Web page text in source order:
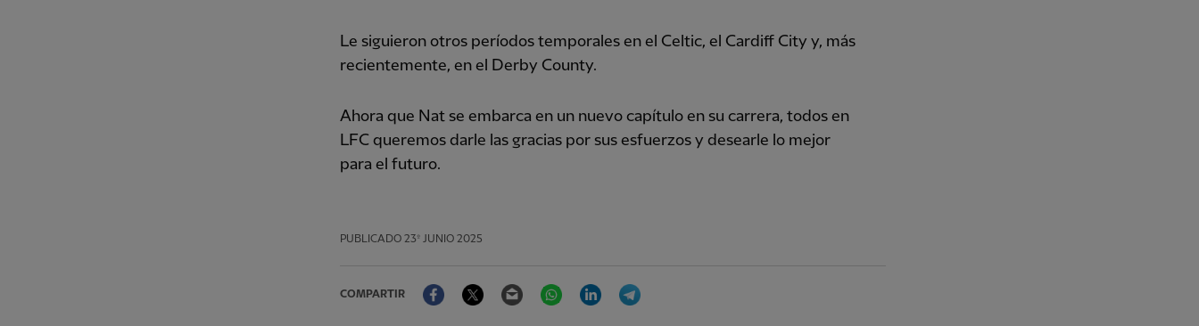
Le siguieron otros períodos temporales en el Celtic, el Cardiff City y, más
recientemente, en el Derby County.
Ahora que Nat se embarca en un nuevo capítulo en su carrera, todos en
LFC queremos darle las gracias por sus esfuerzos y desearle lo mejor
para el futuro.
PUBLICADO 23º JUNIO 2025
COMPARTIR
FacebookTwitter Email WhatsAppLinkedIn